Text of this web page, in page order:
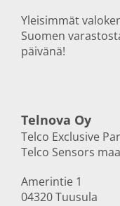
Yleisimmät
Suomen
päivänä!
Telnova Oy
Telco Exclusive
Telco Sensors
Amerintie 1
04320 Tuusula